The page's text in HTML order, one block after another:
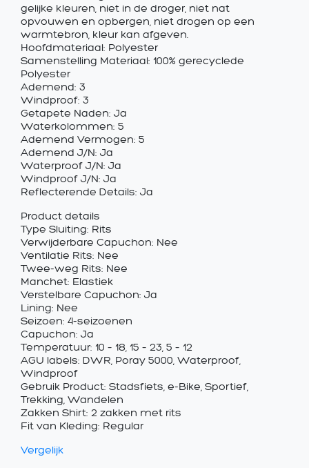
gelijke kleuren, niet in de droger, niet nat
opvouwen en opbergen, niet drogen op een
warmtebron, kleur kan afgeven.
Hoofdmateriaal: Polyester
Samenstelling Materiaal: 100% gerecyclede
Polyester
Ademend: 3
Windproof: 3
Getapete Naden: Ja
Waterkolommen: 5
Ademend Vermogen: 5
Ademend J/N: Ja
Waterproof J/N: Ja
Windproof J/N: Ja
Reflecterende Details: Ja
Product details
Type Sluiting: Rits
Verwijderbare Capuchon: Nee
Ventilatie Rits: Nee
Twee-weg Rits: Nee
Manchet: Elastiek
Verstelbare Capuchon: Ja
Lining: Nee
Seizoen: 4-seizoenen
Capuchon: Ja
Temperatuur: 10 – 18, 15 – 23, 5 – 12
AGU labels: DWR, Poray 5000, Waterproof,
Windproof
Gebruik Product: Stadsfiets, e-Bike, Sportief,
Trekking, Wandelen
Zakken Shirt: 2 zakken met rits
Fit van Kleding: Regular
Vergelijk